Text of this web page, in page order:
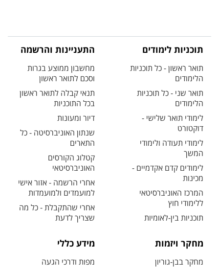
תוכניות לימודים
תואר ראשון - כל תוכניות
הלימודים
תואר שני - כל תוכניות
הלימודים
לימודי תואר שלישי -
דוקטורט
לימודי תעודה ולימודי
המשך
לימודים קדם אקדמיים -
מכינות
המרכז האוניברסיטאי
ללימודי חוץ
תוכניות בין-לאומיות
התעניינות והרשמה
מחשבון ממוצע בגרות
וסכם לתואר ראשון
תנאי קבלה לתואר ראשון
בכל התוכניות
דיור ומעונות
שנתון האוניברסיטה - כל
התארים
קטלוג הקורסים
האוניברסיטאי
אחרי הרשמה - אזור אישי
למועמדים ולמועמדות
אחרי שהתקבלת - כל מה
שצריך לדעת
מחקר ויזמות
מחקר בבן-גוריון
מידע כללי
מפות ודרכי הגעה